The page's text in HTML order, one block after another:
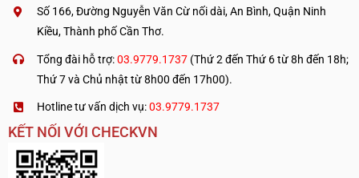
Số 166, Đường Nguyễn Văn Cừ nối dài, An Bình, Quận Ninh
Kiều, Thành phố Cần Thơ.
Tổng đài hỗ trợ:03.9779.1737 (Thứ 2 đến Thứ 6 từ 8h đến 18h;
Thứ 7 và Chủ nhật từ 8h00 đến 17h00).
Hotline tư vấn dịch vụ:03.9779.1737
KẾT NỐI VỚI CHECKVN